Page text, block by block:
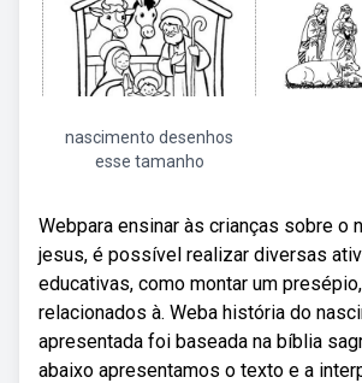
nascimento desenhos
esse tamanho
Webpara ensinar às crianças sobre o
jesus, é possível realizar diversas
educativas, como montar um
relacionados à. Weba história do
apresentada foi baseada na bíblia
abaixo apresentamos o texto e a